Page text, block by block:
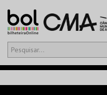
Olá,iniciar sessão